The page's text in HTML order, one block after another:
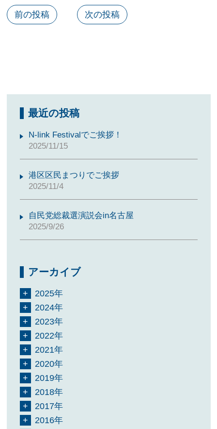
前の投稿 次の投稿
最近の投稿
N-link Festivalでご挨拶！
2025/11/15
港区区民まつりでご挨拶
2025/11/4
自民党総裁選演説会in名古屋
2025/9/26
アーカイブ
2025年
2024年
2023年
2022年
2021年
2020年
2019年
2018年
2017年
2016年